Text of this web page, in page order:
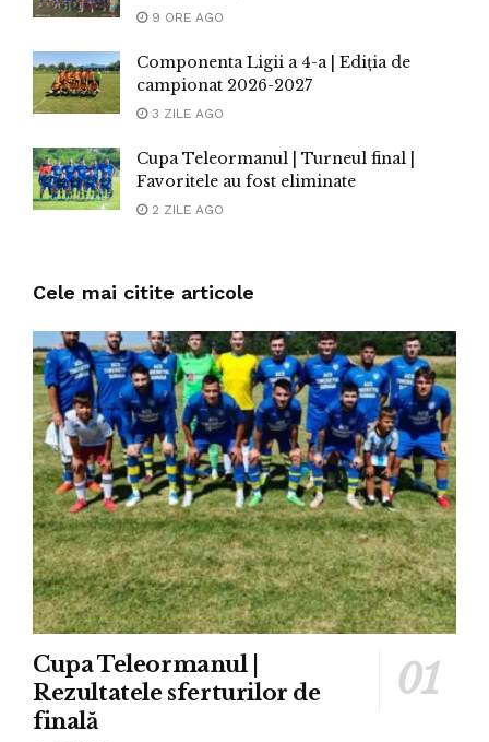
9 ORE AGO
Componenta Ligii a 4-a | Ediția de
campionat 2026-2027
3 ZILE AGO
Cupa Teleormanul | Turneul final |
Favoritele au fost eliminate
2 ZILE AGO
Cele mai citite articole
Cupa Teleormanul |
Rezultatele sferturilor de
finală